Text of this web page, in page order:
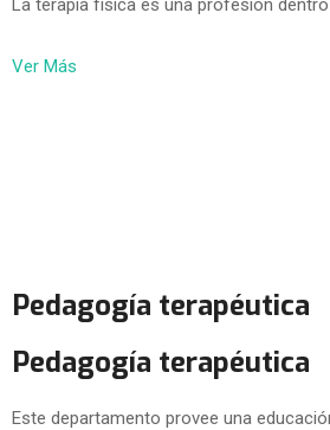
La terapia física es una profesión
Ver Más
Pedagogía terapéutica
Pedagogía terapéutica
Este departamento provee una